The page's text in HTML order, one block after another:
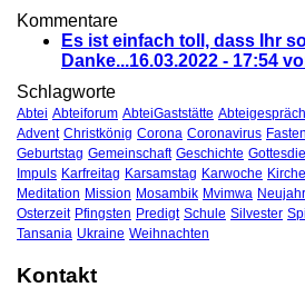
Kommentare
Es ist einfach toll, dass Ihr
Danke...16.03.2022 - 17:54
Schlagworte
Abtei Abteiforum AbteiGaststätte Abteigespräch
Advent Christkönig Corona Coronavirus
Geburtstag Gemeinschaft Geschichte
Impuls Karfreitag Karsamstag Karwoche Kirche
Meditation Mission Mosambik Mvimwa Neujahr
Osterzeit Pfingsten Predigt Schule Silvester
Tansania Ukraine Weihnachten
Kontakt